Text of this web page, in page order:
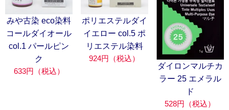
みや古染 eco染料
コールダイオール
col.1 パールピン
ク
633円（税込）
ポリエステルダイ
イエロー col.5 ポ
リエステル染料
924円（税込）
ダイロンマルチカ
ラー 25 エメラル
ド
528円（税込）